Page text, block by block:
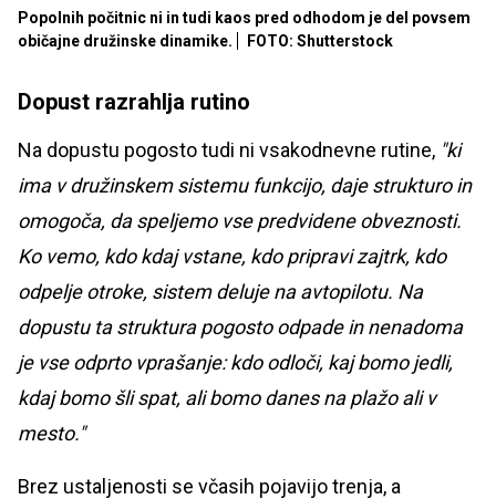
Popolnih počitnic ni in tudi kaos pred odhodom je del povsem
običajne družinske dinamike.
FOTO: Shutterstock
Dopust razrahlja rutino
Na dopustu pogosto tudi ni vsakodnevne rutine, "ki
ima v družinskem sistemu funkcijo, daje strukturo in
omogoča, da speljemo vse predvidene obveznosti.
Ko vemo, kdo kdaj vstane, kdo pripravi zajtrk, kdo
odpelje otroke, sistem deluje na avtopilotu. Na
dopustu ta struktura pogosto odpade in nenadoma
je vse odprto vprašanje: kdo odloči, kaj bomo jedli,
kdaj bomo šli spat, ali bomo danes na plažo ali v
mesto."
Brez ustaljenosti se včasih pojavijo trenja, a